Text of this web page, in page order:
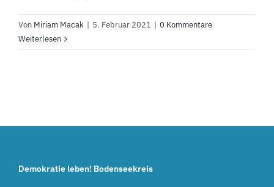
Von Miriam Macak | 5. Februar 2021 | 0 Kommentare
Weiterlesen
Demokratie leben! Bodenseekreis